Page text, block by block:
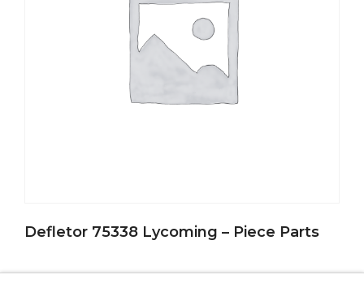
Defletor 75338 Lycoming – Piece Parts